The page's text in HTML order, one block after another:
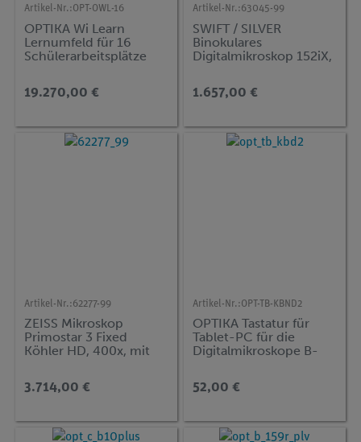
Artikel-Nr.:OPT-OWL-16
OPTIKA Wi Learn
Lernumfeld für 16
Schülerarbeitsplätze
19.270,00 €
Artikel-Nr.:63045-99
SWIFT / SILVER
Binokulares
Digitalmikroskop 152iX,
plan-achromatische
Unendlichoptik, 4 MP
1.657,00 €
Artikel-Nr.:62277-99
ZEISS Mikroskop
Primostar 3 Fixed
Köhler HD, 400x, mit
3.714,00 €
Artikel-Nr.:OPT-TB-KBND2
OPTIKA Tastatur für
Tablet-PC für die
Digitalmikroskope B-
52,00 €